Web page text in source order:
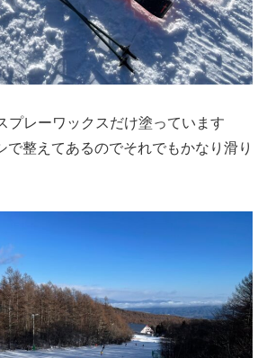
プレーワックスだけ塗っています
で整えてあるのでそれでもかなり滑り